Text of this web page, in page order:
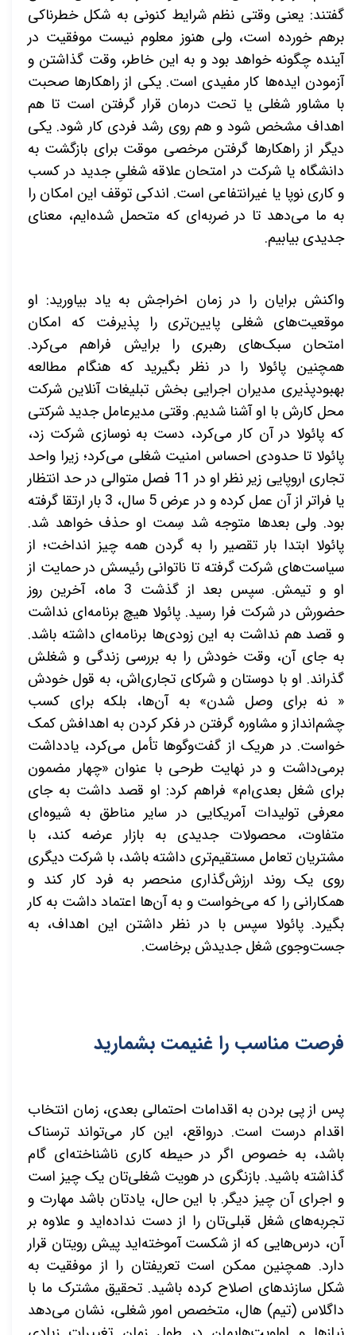
گفتند: یعنی وقتی نظم شرایط کنونی به شکل خطرناکی
برهم خورده است، ولی هنوز معلوم نیست موفقیت در
آینده چگونه خواهد بود و به این خاطر، وقت گذاشتن و
آزمودن ایده‌ها کار مفیدی است. یکی از راهکارها صحبت
با مشاور شغلی یا تحت درمان قرار گرفتن است تا هم
اهداف مشخص شود و هم روی رشد فردی کار شود. یکی
دیگر از راهکارها گرفتن مرخصی موقت برای بازگشت به
دانشگاه یا شرکت در امتحان علاقه شغلیِ جدید در کسب
و کاری نوپا یا غیرانتفاعی است. اندکی توقف این امکان را
به ما می‌دهد تا در ضربه‌ای که متحمل شده‌ایم، معنای
جدیدی بیابیم.
واکنش برایان را در زمان اخراجش به یاد بیاورید: او
موقعیت‌های شغلی پایین‌تری را پذیرفت که امکان
امتحان سبک‌های رهبری را برایش فراهم می‌کرد.
همچنین پائولا را در نظر بگیرید که هنگام مطالعه
بهبودپذیری مدیران اجرایی بخش تبلیغات آنلاین شرکت
محل کارش با او آشنا شدیم. وقتی مدیرعامل جدید شرکتی
که پائولا در آن کار می‌کرد، دست به نوسازی شرکت زد،
پائولا تا حدودی احساس امنیت شغلی می‌کرد؛ زیرا واحد
تجاری اروپایی زیر نظر او در 11 فصل متوالی در حد انتظار
یا فراتر از آن عمل کرده و در عرض 5 سال، 3 بار ارتقا گرفته
بود. ولیبعدها متوجه شد سِمت او حذف خواهد شد.
پائولا ابتدا بار تقصیر را به گردن همه چیز انداخت؛ از
سیاست‌های شرکت گرفته تا ناتوانی رئیسش در حمایت از
او و تیمش. سپس بعد از گذشت 3 ماه، آخرین روز
حضورش در شرکت فرا رسید. پائولا هیچ برنامه‌ای نداشت
و قصد هم نداشت به این زودی‌ها برنامه‌ای داشته باشد.
به جای آن، وقت خودش را به بررسی زندگی و شغلش
گذراند. او با دوستان و شرکای تجاری‌اش، به قول خودش
« نه برای وصل شدن» به آن‌ها، بلکه برای کسب
چشم‌انداز و مشاوره گرفتن در فکر کردن به اهدافش کمک
خواست. در هریک از گفت‌وگوها تأمل می‌کرد، یادداشت
برمی‌داشت و در نهایت طرحی با عنوان «چهار مضمون
برای شغل بعدی‌ام» فراهم کرد: او قصد داشت به جای
معرفی تولیدات آمریکایی در سایر مناطق به شیوه‌ای
متفاوت، محصولات جدیدی به بازار عرضه کند، با
مشتریان تعامل مستقیم‌تری داشته باشد، با شرکت دیگری
روی یک روند ارزش‌گذاری منحصر به فرد کار کند و
همکارانی را که می‌خواست و به آن‌ها اعتماد داشت به کار
بگیرد. پائولا سپس با در نظر داشتن این اهداف، به
جست‌وجوی شغل جدیدش برخاست.
فرصت مناسب را غنیمت بشمارید
پس از پی بردن به اقدامات احتمالی بعدی، زمان انتخاب
اقدام درست است. درواقع، این کار می‌تواند ترسناک
باشد، به خصوص اگر در حیطه کاری ناشناخته‌ای گام
گذاشته باشید. بازنگری در هویت شغلی‌تان یک چیز است
و اجرای آن چیز دیگر. با این حال، یادتان باشد مهارت و
تجربه‌های شغل قبلی‌تان را از دست نداده‌اید و علاوه بر
آن، درس‌هایی که از شکست آموخته‌اید پیش رویتان قرار
دارد. همچنین ممکن است تعریفتان را از موفقیت به
شکل سازندهای اصلاح کرده باشید. تحقیق مشترک ما با
داگلاس (تیم) هال، متخصص امور شغلی، نشان می‌دهد